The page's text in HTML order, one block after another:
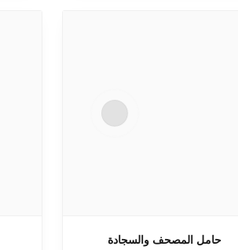
حامل المصحف والسجادة